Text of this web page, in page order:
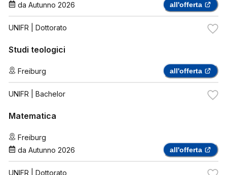
da Autunno 2026 all'offerta
UNIFR | Dottorato
Studi teologici
Freiburg all'offerta
UNIFR | Bachelor
Matematica
Freiburg
da Autunno 2026 all'offerta
UNIFR | Dottorato